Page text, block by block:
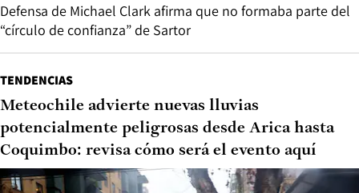
Defensa de Michael Clark afirma que no formaba parte del
“círculo de confianza” de Sartor
TENDENCIAS
Meteochile advierte nuevas lluvias
potencialmente peligrosas desde Arica hasta
Coquimbo: revisa cómo será el evento aquí